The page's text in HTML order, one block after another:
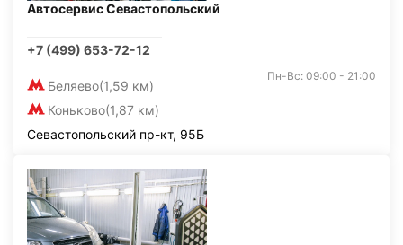
Автосервис Севастопольский
+7 (499) 653-72-12
Беляево(1,59 км)
Коньково(1,87 км)
Пн-Вс: 09:00 - 21:00
Севастопольский пр-кт, 95Б